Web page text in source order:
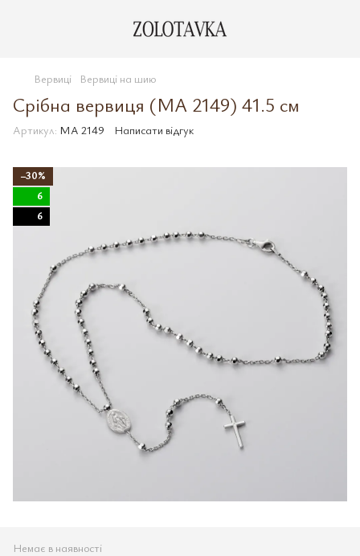
Вервиці Вервиці на шию
Срібна вервиця (MA 2149) 41.5 см
Артикул: MA 2149 Написати відгук
−30%
6
6
Немає в наявності